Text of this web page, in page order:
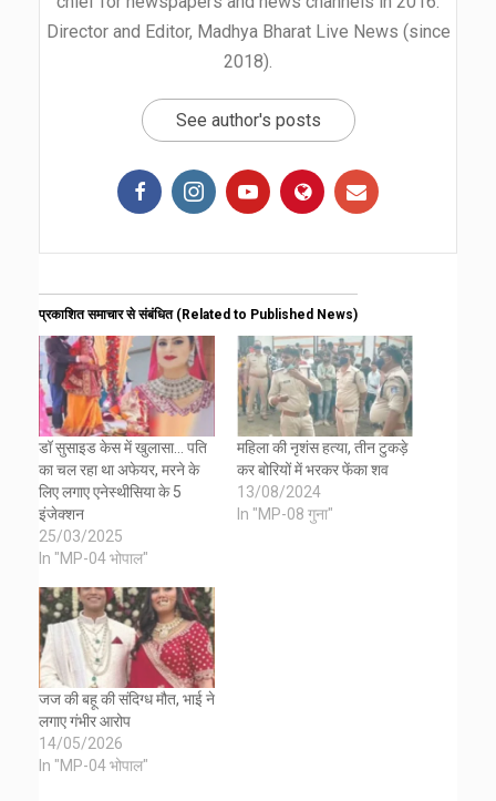
Director and Editor, Madhya Bharat Live News (since
2018).
See author's posts
प्रकाशित समाचार से संबंधित (Related to Published News)
डॉ सुसाइड केस में खुलासा… पति
का चल रहा था अफेयर, मरने के
लिए लगाए एनेस्थीसिया के 5
इंजेक्शन
25/03/2025
In "MP-04 भोपाल"
महिला की नृशंस हत्या, तीन टुकड़े
कर बोरियों में भरकर फेंका शव
13/08/2024
In "MP-08 गुना"
जज की बहू की संदिग्‍ध मौत, भाई ने
लगाए गंभीर आरोप
14/05/2026
In "MP-04 भोपाल"